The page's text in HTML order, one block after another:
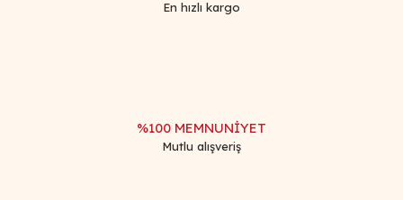
En hızlı kargo
%100 MEMNUNİYET
Mutlu alışveriş